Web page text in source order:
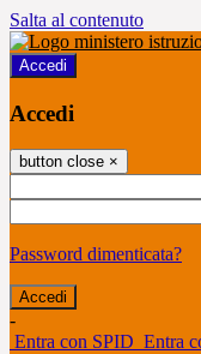
Salta al contenuto
Accedi
Accedi
button close ×
Password dimenticata?
-
Entra con SPID Entra